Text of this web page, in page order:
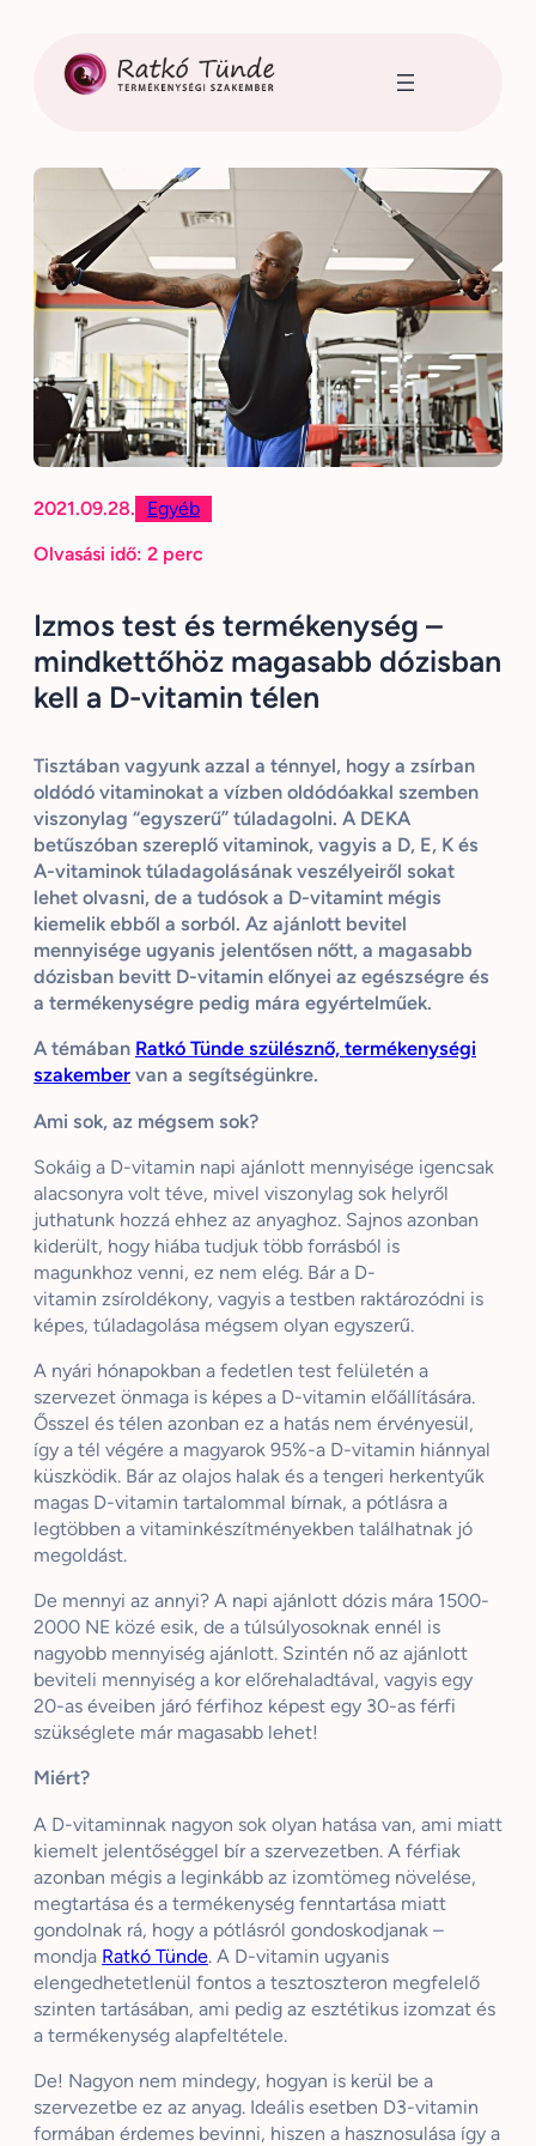
tartalomhoz
2021.09.28.
Egyéb
Olvasási idő: 2 perc
Izmos test és termékenység –
mindkettőhöz magasabb dózisban
kell a D-vitamin télen
Tisztában vagyunk azzal a ténnyel, hogy a zsírban
oldódó vitaminokat a vízben oldódóakkal szemben
viszonylag “egyszerű” túladagolni. A DEKA
betűszóban szereplő vitaminok, vagyis a D, E, K és
A-vitaminok túladagolásának veszélyeiről sokat
lehet olvasni, de a tudósok a D-vitamint mégis
kiemelik ebből a sorból. Az ajánlott bevitel
mennyisége ugyanis jelentősen nőtt, a magasabb
dózisban bevitt D-vitamin előnyei az egészségre és
a termékenységre pedig mára egyértelműek.
A témában Ratkó Tünde szülésznő, termékenységi
szakember van a segítségünkre.
Ami sok, az mégsem sok?
Sokáig a D-vitamin napi ajánlott mennyisége igencsak
alacsonyra volt téve, mivel viszonylag sok helyről
juthatunk hozzá ehhez az anyaghoz. Sajnos azonban
kiderült, hogy hiába tudjuk több forrásból is
magunkhoz venni, ez nem elég. Bár a D-
vitamin zsíroldékony, vagyis a testben raktározódni is
képes, túladagolása mégsem olyan egyszerű.
A nyári hónapokban a fedetlen test felületén a
szervezet önmaga is képes a D-vitamin előállítására.
Ősszel és télen azonban ez a hatás nem érvényesül,
így a tél végére a magyarok 95%-a D-vitamin hiánnyal
küszködik. Bár az olajos halak és a tengeri herkentyűk
magas D-vitamin tartalommal bírnak, a pótlásra a
legtöbben a vitaminkészítményekben találhatnak jó
megoldást.
De mennyi az annyi? A napi ajánlott dózis mára 1500-
2000 NE közé esik, de a túlsúlyosoknak ennél is
nagyobb mennyiség ajánlott. Szintén nő az ajánlott
beviteli mennyiség a kor előrehaladtával, vagyis egy
20-as éveiben járó férfihoz képest egy 30-as férfi
szükséglete már magasabb lehet!
Miért?
A D-vitaminnak nagyon sok olyan hatása van, ami miatt
kiemelt jelentőséggel bír a szervezetben. A férfiak
azonban mégis a leginkább az izomtömeg növelése,
megtartása és a termékenység fenntartása miatt
gondolnak rá, hogy a pótlásról gondoskodjanak –
mondja Ratkó Tünde. A D-vitamin ugyanis
elengedhetetlenül fontos a tesztoszteron megfelelő
szinten tartásában, ami pedig az esztétikus izomzat és
a termékenység alapfeltétele.
De! Nagyon nem mindegy, hogyan is kerül be a
szervezetbe ez az anyag. Ideális esetben D3-vitamin
formában érdemes bevinni, hiszen a hasznosulása így a